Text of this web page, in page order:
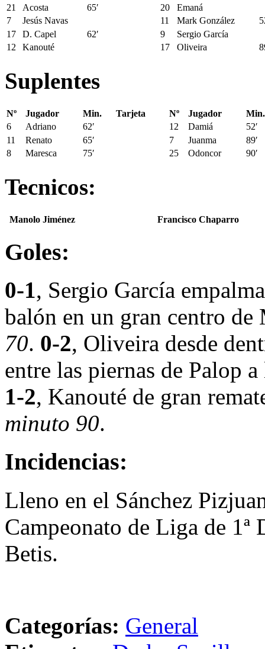
21
Acosta 65′ 20
Emaná
7
Jesús Navas 11 Mark González
17
D. Capel 62′ 9
Sergio García
12
Kanouté 17 Oliveira
Suplentes
Nº Jugador Min. Tarjeta Nº Jugador
Min.
6
Adriano 62′ 12 Damiá
52′
11
Renato 65′ 7 Juanma
89′
8
Maresca 75′ 25 Odoncor 90′
Tecnicos:
Manolo Jiménez Francisco Chaparro
Goles:
0-1, Sergio García
balón en un gran centro
70. 0-2, Oliveira desde
entre las piernas de Palop
1-2, Kanouté de gran
minuto 90.
Incidencias:
Lleno en el Sánchez
Campeonato de Liga de
Betis.
Categorías: General